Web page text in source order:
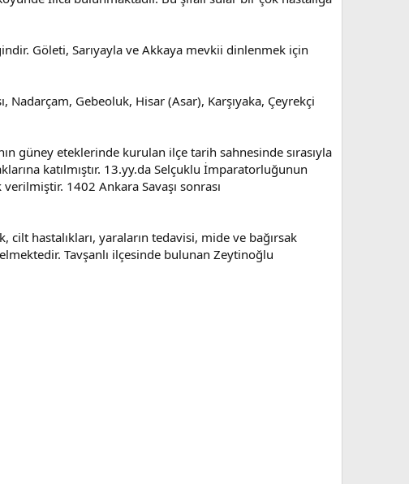
Göleti, Sarıyayla ve Akkaya mevkii dinlenmek için
Gebeoluk, Hisar (Asar), Karşıyaka, Çeyrekçi
güney eteklerinde kurulan ilçe tarih sahnesinde sırasıyla
katılmıştır. 13.yy.da Selçuklu İmparatorluğunun
1402 Ankara Savaşı sonrası
cilt hastalıkları, yaraların tedavisi, mide ve bağırsak
Tavşanlı ilçesinde bulunan Zeytinoğlu